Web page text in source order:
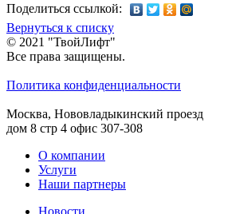
Поделиться ссылкой:
Вернуться к списку
© 2021 "ТвойЛифт"
Все права защищены.
Политика конфиденциальности
Москва, Нововладыкинский проезд
дом 8 стр 4 офис 307-308
О компании
Услуги
Наши партнеры
Новости